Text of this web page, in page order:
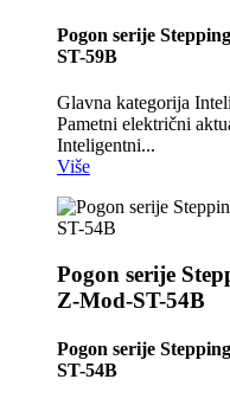
Pogon serije
ST-59B
Glavna kategorija
Pametni električni
Inteligentni...
Više
Pogon serije
Z-Mod-ST-54B
Pogon serije
ST-54B